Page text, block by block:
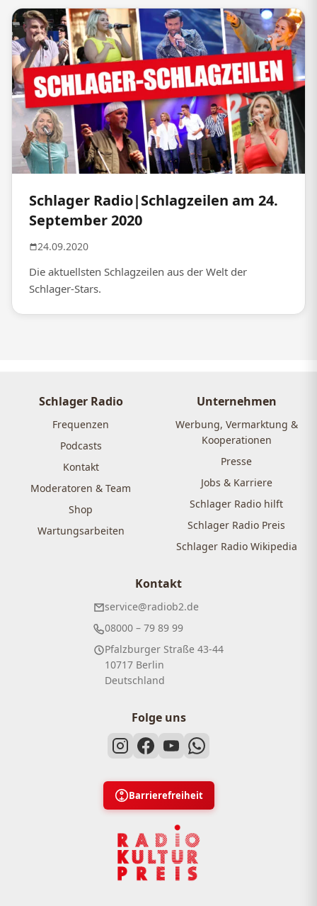
Schlager Radio|Schlagzeilen am 24.
September 2020
24.09.2020
Die aktuellsten Schlagzeilen aus der Welt der
Schlager-Stars.
Schlager Radio
Frequenzen
Podcasts
Kontakt
Moderatoren & Team
Shop
Wartungsarbeiten
Unternehmen
Werbung, Vermarktung &
Kooperationen
Presse
Jobs & Karriere
Schlager Radio hilft
Schlager Radio Preis
Schlager Radio Wikipedia
Kontakt
service@radiob2.de
08000 – 79 89 99
Pfalzburger Straße 43-44
10717 Berlin
Deutschland
Folge uns
Barrierefreiheit